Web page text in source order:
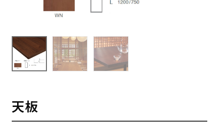
天板